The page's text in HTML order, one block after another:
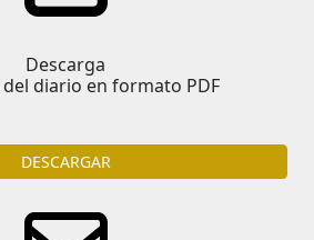
Descarga
diario en formato PDF
DESCARGAR